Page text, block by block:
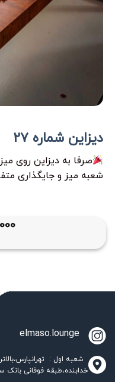
دیزاین شماره 27
صرفا به دیزاین روی
شعبه میز و جایگذاری
elmaso.lounge
شعبه اول :
خدابنده،طبقه فوقانی بانک